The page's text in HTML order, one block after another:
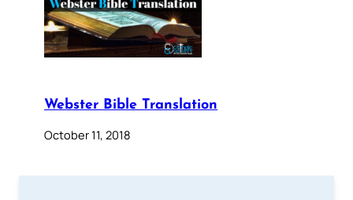
Webster Bible Translation
October 11, 2018